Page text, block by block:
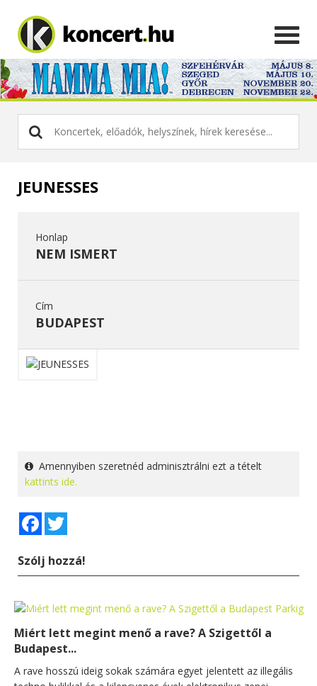
JEUNESSES
Honlap
NEM ISMERT
Cím
BUDAPEST
Amennyiben szeretnéd adminisztrálni ezt a tételt
kattints ide.
Facebook
Szólj hozzá!
Miért lett megint menő a rave? A Szigettől a
Budapest...
A rave hosszú ideig sokak számára egyet jelentett az illegális